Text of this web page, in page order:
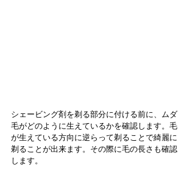
シェービング剤を剃る部分に付ける前に、ムダ
毛がどのように生えているかを確認します。毛
が生えている方向に逆らって剃ることで綺麗に
剃ることが出来ます。その際に毛の長さも確認
します。